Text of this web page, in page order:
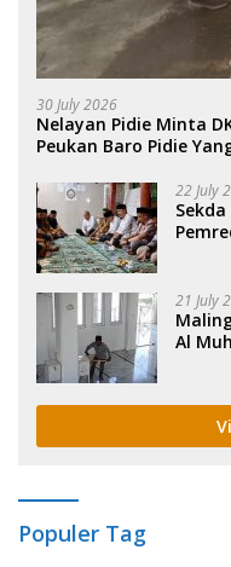
30 July 2026
Nelayan Pidie Minta
Peukan Baro Pidie
22 July
21 July
Al
Populer Tag